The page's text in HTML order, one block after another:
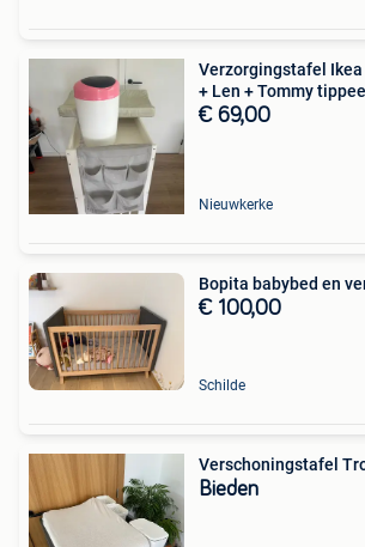
Verzorgingstafel
+ Len + Tommy tippee
€ 69,00
Nieuwkerke
Bopita babybed en
€ 100,00
Schilde
Verschoningstafel
Bieden